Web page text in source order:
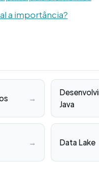
a importância?
→
Java
→ Data Lake